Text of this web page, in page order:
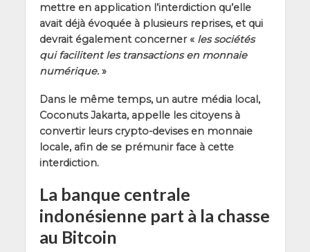
mettre en appli­ca­tion l’in­ter­dic­tion qu’elle
avait déjà évo­quée à plu­sieurs reprises, et qui
devrait éga­le­ment concer­ner « les socié­tés
qui faci­litent les tran­sac­tions en mon­naie
numé­rique.»
Dans le même temps, un autre média local,
Coco­nuts Jakar­ta, appelle les citoyens à
conver­tir leurs cryp­to-devises en mon­naie
locale, afin de se pré­mu­nir face à cette
interdiction.
La banque centrale
indonésienne part à la chasse
au Bitcoin